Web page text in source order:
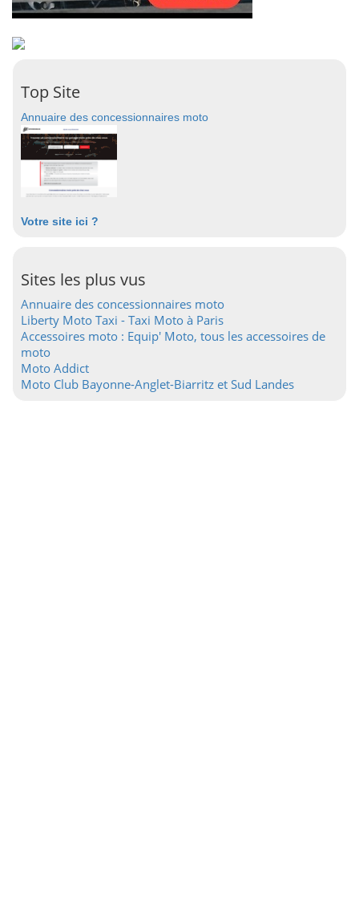
Top Site
Annuaire des concessionnaires moto
Votre site ici ?
Sites les plus vus
Annuaire des concessionnaires moto
Liberty Moto Taxi - Taxi Moto à Paris
Accessoires moto : Equip' Moto, tous les accessoires de
moto
Moto Addict
Moto Club Bayonne-Anglet-Biarritz et Sud Landes